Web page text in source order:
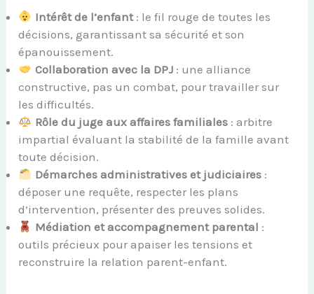
Intérêt de l’enfant: le fil rouge de toutes les
décisions, garantissant sa sécurité et son
épanouissement.
Collaboration avec la DPJ: une alliance
constructive, pas un combat, pour travailler sur
les difficultés.
Rôle du juge aux affaires familiales: arbitre
impartial évaluant la stabilité de la famille avant
toute décision.
Démarches administratives et judiciaires:
déposer une requête, respecter les plans
d’intervention, présenter des preuves solides.
Médiation et accompagnement parental :
outils précieux pour apaiser les tensions et
reconstruire la relation parent-enfant.